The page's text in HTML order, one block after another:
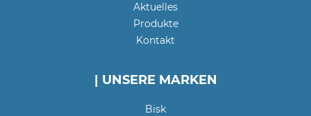
Aktuelles
Produkte
Kontakt
| UNSERE MARKEN
Bisk